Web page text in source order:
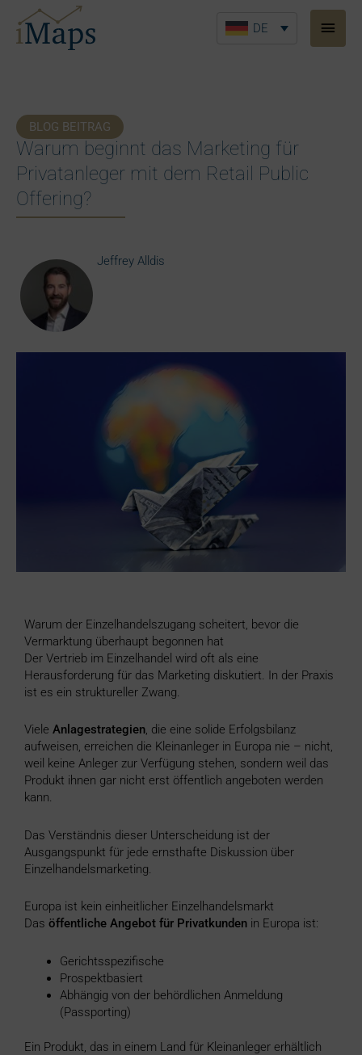
Inhalt
springen
DE
BLOG BEITRAG
Warum beginnt das Marketing für
Privatanleger mit dem Retail Public
Offering?
Jeffrey Alldis
Warum der Einzelhandelszugang scheitert, bevor die
Vermarktung überhaupt begonnen hat
Der Vertrieb im Einzelhandel wird oft als eine
Herausforderung für das Marketing diskutiert. In der Praxis
ist es ein struktureller Zwang.
Viele Anlagestrategien, die eine solide Erfolgsbilanz
aufweisen, erreichen die Kleinanleger in Europa nie – nicht,
weil keine Anleger zur Verfügung stehen, sondern weil das
Produkt ihnen gar nicht erst öffentlich angeboten werden
kann.
Das Verständnis dieser Unterscheidung ist der
Ausgangspunkt für jede ernsthafte Diskussion über
Einzelhandelsmarketing.
Europa ist kein einheitlicher Einzelhandelsmarkt
Das öffentliche Angebot für Privatkunden in Europa ist:
Gerichtsspezifische
Prospektbasiert
Abhängig von der behördlichen Anmeldung
(Passporting)
Ein Produkt, das in einem Land für Kleinanleger erhältlich